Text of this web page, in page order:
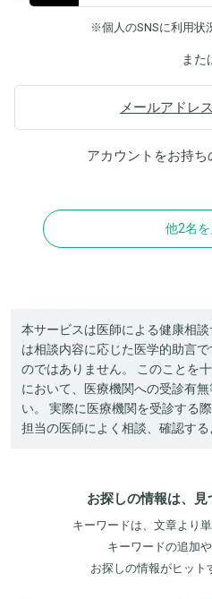
※個人のSNSに利用状
また
メールアドレ
アカウントをお持ち
他2名
本サービスは医師による健康相
は相談内容に応じた医学的助言
のではありません。 このことを
において、医療機関への受診有
い。 実際に医療機関を受診する
担当の医師によく相談、確認する
お探しの情報は、見
キーワードは、文章より
キーワードの追加
お探しの情報がヒット